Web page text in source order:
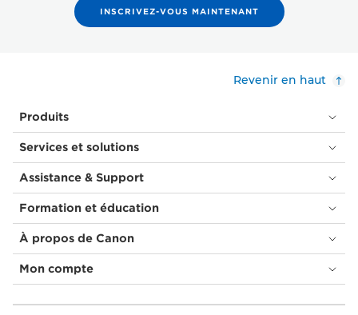
INSCRIVEZ-VOUS MAINTENANT
Revenir en haut
Produits
Services et solutions
Assistance & Support
Formation et éducation
À propos de Canon
Mon compte